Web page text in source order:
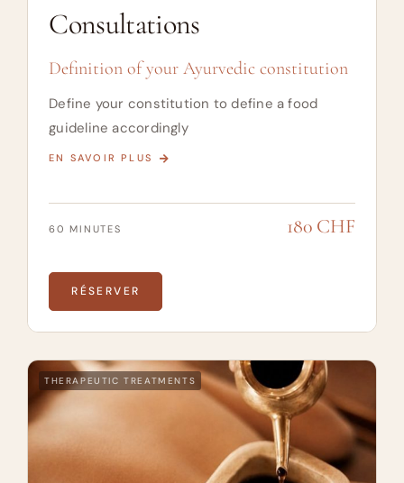
Consultations
Definition of your Ayurvedic constitution
Define your constitution to define a food
guideline accordingly
EN SAVOIR PLUS
60 MINUTES 180 CHF
RÉSERVER
THERAPEUTIC TREATMENTS